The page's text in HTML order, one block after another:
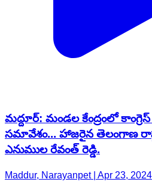
మద్దూర్: మండల కేంద్రంలో
సమావేశం... హాజరైన తెలంగాణ
ఎనుముల రేవంత్ రెడ్డి.
Maddur, Narayanpet | Apr 23, 2024